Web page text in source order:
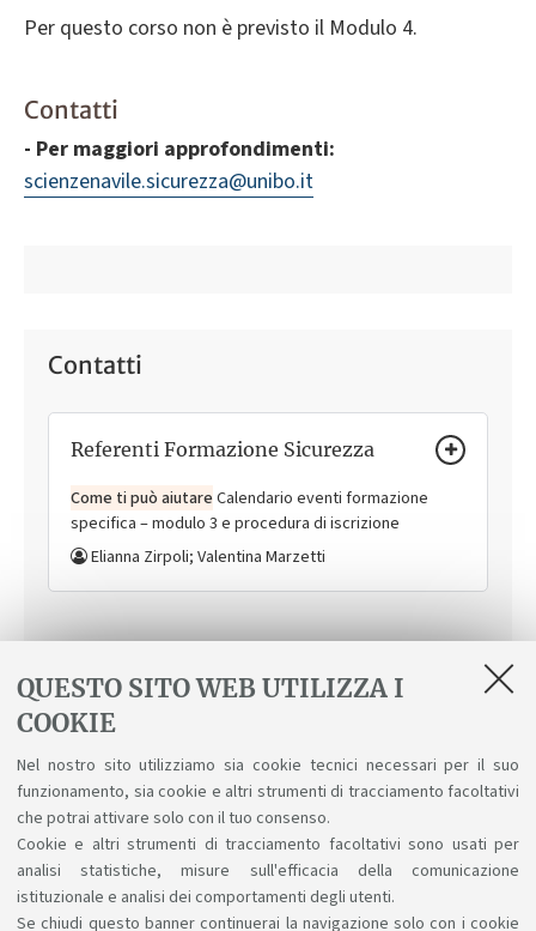
QUESTO SITO WEB UTILIZZA I
COOKIE
Nel nostro sito utilizziamo sia cookie tecnici necessari per il suo
funzionamento, sia cookie e altri strumenti di tracciamento facoltativi
che potrai attivare solo con il tuo consenso.
Cookie e altri strumenti di tracciamento facoltativi sono usati per
analisi statistiche, misure sull'efficacia della comunicazione
istituzionale e analisi dei comportamenti degli utenti.
Se chiudi questo banner continuerai la navigazione solo con i cookie
Per questo corso non è previsto il Modulo 4.
Contatti
- Per maggiori approfondimenti:
scienzenavile.sicurezza@unibo.it
Contatti
Referenti Formazione Sicurezza
Come ti può aiutareCalendario eventi formazione
specifica – modulo 3 e procedura di iscrizione
Elianna Zirpoli; Valentina Marzetti
Prospetto per prenotazioni a.a. 2025/26
[ .pdf 173Kb ]